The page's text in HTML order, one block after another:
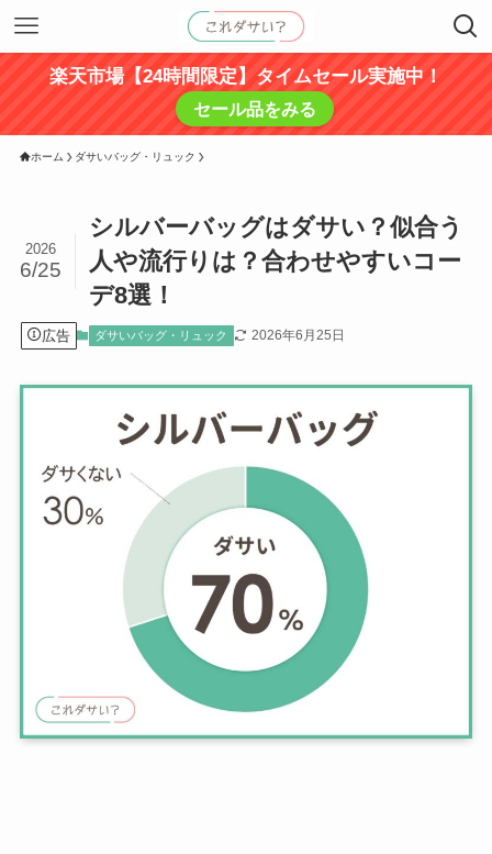
楽天市場【24時間限定】タイムセール実施中！
セール品をみる
ホーム ダサいバッグ・リュック
シルバーバッグはダサい？似合う
人や流行りは？合わせやすいコー
デ8選！
2026
6/25
広告 ダサいバッグ・リュック 2026年6月25日